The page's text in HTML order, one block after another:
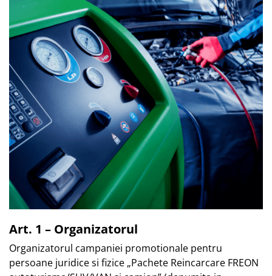
Art. 1 – Organizatorul
Organizatorul campaniei promotionale pentru
persoane juridice si fizice „Pachete Reincarcare FREON